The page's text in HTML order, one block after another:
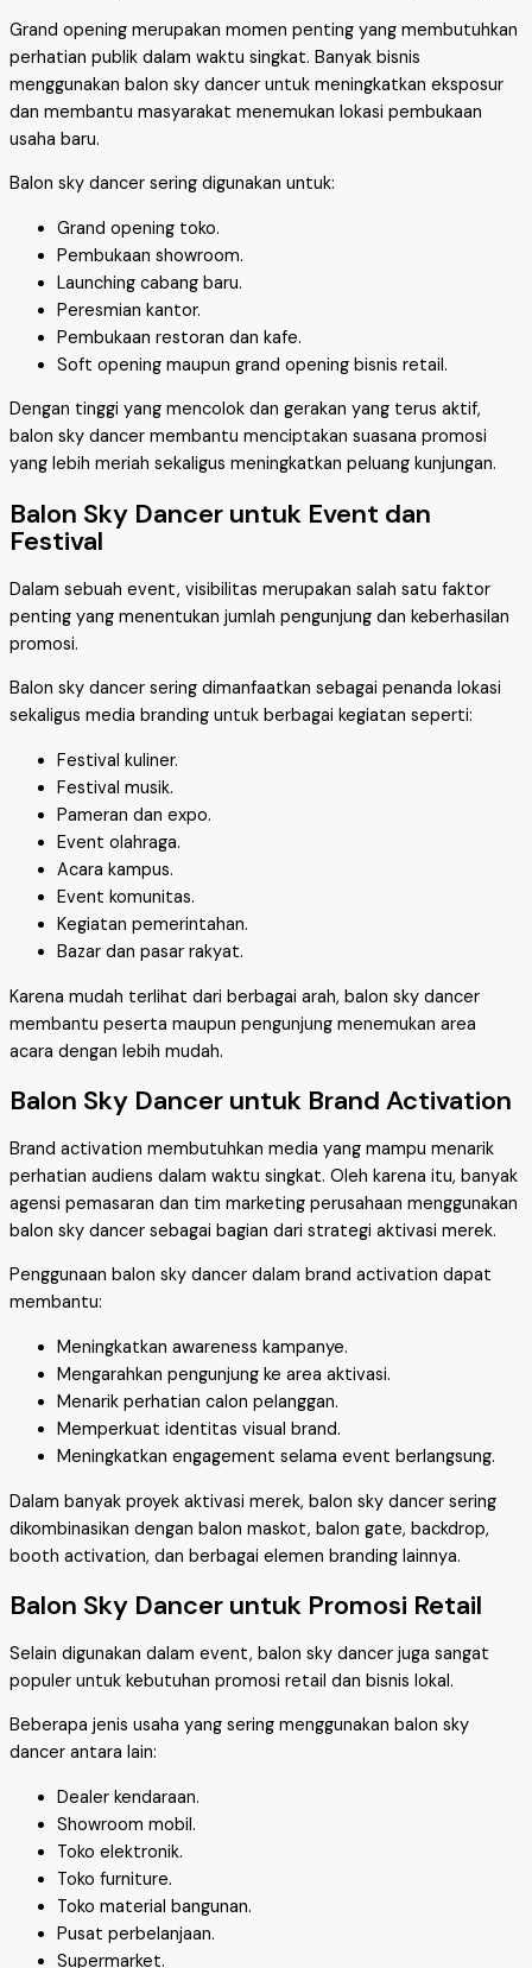
Grand opening merupakan momen penting yang membutuhkan
perhatian publik dalam waktu singkat. Banyak bisnis
menggunakan balon sky dancer untuk meningkatkan eksposur
dan membantu masyarakat menemukan lokasi pembukaan
usaha baru.
Balon sky dancer sering digunakan untuk:
Grand opening toko.
Pembukaan showroom.
Launching cabang baru.
Peresmian kantor.
Pembukaan restoran dan kafe.
Soft opening maupun grand opening bisnis retail.
Dengan tinggi yang mencolok dan gerakan yang terus aktif,
balon sky dancer membantu menciptakan suasana promosi
yang lebih meriah sekaligus meningkatkan peluang kunjungan.
Balon Sky Dancer untuk Event dan
Festival
Dalam sebuah event, visibilitas merupakan salah satu faktor
penting yang menentukan jumlah pengunjung dan keberhasilan
promosi.
Balon sky dancer sering dimanfaatkan sebagai penanda lokasi
sekaligus media branding untuk berbagai kegiatan seperti:
Festival kuliner.
Festival musik.
Pameran dan expo.
Event olahraga.
Acara kampus.
Event komunitas.
Kegiatan pemerintahan.
Bazar dan pasar rakyat.
Karena mudah terlihat dari berbagai arah, balon sky dancer
membantu peserta maupun pengunjung menemukan area
acara dengan lebih mudah.
Balon Sky Dancer untuk Brand Activation
Brand activation membutuhkan media yang mampu menarik
perhatian audiens dalam waktu singkat. Oleh karena itu, banyak
agensi pemasaran dan tim marketing perusahaan menggunakan
balon sky dancer sebagai bagian dari strategi aktivasi merek.
Penggunaan balon sky dancer dalam brand activation dapat
membantu:
Meningkatkan awareness kampanye.
Mengarahkan pengunjung ke area aktivasi.
Menarik perhatian calon pelanggan.
Memperkuat identitas visual brand.
Meningkatkan engagement selama event berlangsung.
Dalam banyak proyek aktivasi merek, balon sky dancer sering
dikombinasikan dengan balon maskot, balon gate, backdrop,
booth activation, dan berbagai elemen branding lainnya.
Balon Sky Dancer untuk Promosi Retail
Selain digunakan dalam event, balon sky dancer juga sangat
populer untuk kebutuhan promosi retail dan bisnis lokal.
Beberapa jenis usaha yang sering menggunakan balon sky
dancer antara lain:
Dealer kendaraan.
Showroom mobil.
Toko elektronik.
Toko furniture.
Toko material bangunan.
Pusat perbelanjaan.
Supermarket.